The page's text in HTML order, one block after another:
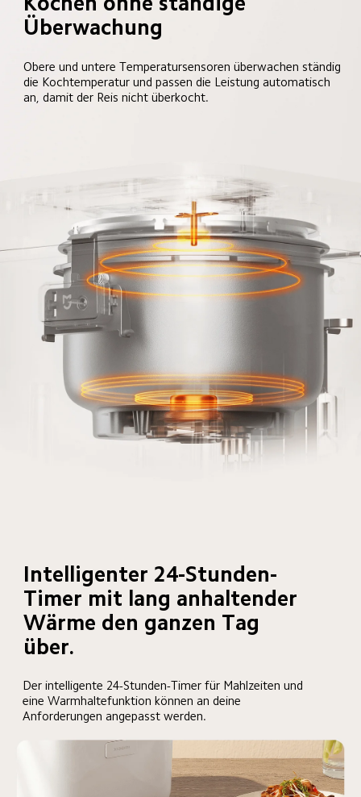
Überwachung
Obere und untere Temperatursensoren überwachen ständig
die Kochtemperatur und passen die Leistung automatisch
an, damit der Reis nicht überkocht.
Intelligenter 24-Stunden-
Timer mit lang anhaltender
Wärme den ganzen Tag
über.
Der intelligente 24-Stunden-Timer für Mahlzeiten und
eine Warmhaltefunktion können an deine
Anforderungen angepasst werden.